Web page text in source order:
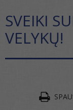
SVEIKI
VELYKŲ!